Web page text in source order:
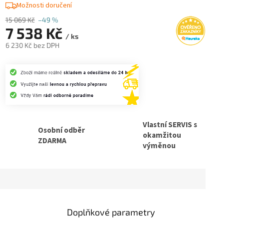
15 069 Kč –49 %
7 538 Kč / ks
6 230 Kč bez DPH
cena:
Možnosti doručení
Osobní odběr
ZDARMA
Vlastní SERVIS s
okamžitou
výměnou
Doplňkové parametry